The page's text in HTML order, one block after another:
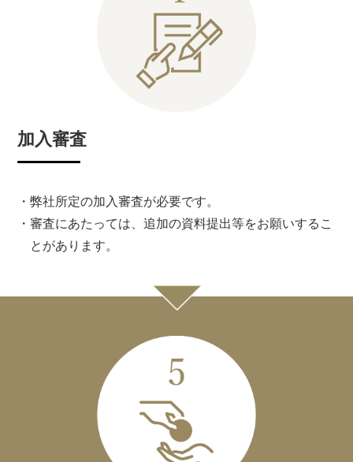
加入審査
・弊社所定の加入審査が必要です。
・審査にあたっては、追加の資料提出等をお願いするこ
とがあります。